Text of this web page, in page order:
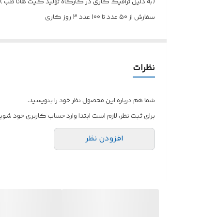
سفارش از 50 عدد تا 100 عدد 3 روز کاری
نظرات
شما هم درباره این محصول نظر خود را بنویسید.
برای ثبت نظر، لازم است ابتدا وارد حساب کاربری خود
افزودن نظر